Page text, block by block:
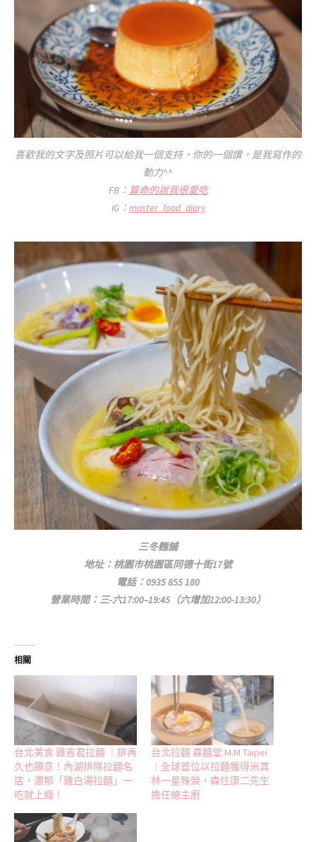
喜歡我的文字及照片可以給我一個支持，你的一個讚，是我寫作的
動力^^
FB： 算命的說我很愛吃
IG： master_food_diary
三冬麵舖
地址：桃園市桃園區同德十街17號
電話：0935 855 180
營業時間：三-六17:00–19:45（六增加12:00-13:30）
相關
台北美食 雞吉君拉麵 ｜排再
久也願意！內湖排隊拉麵名
店，濃郁「雞白湯拉麵」一
吃就上癮！
台北拉麵 森麵堂 M.M Taipei
｜全球首位以拉麵獲得米其
林一星殊榮，森住康二先生
擔任總主廚